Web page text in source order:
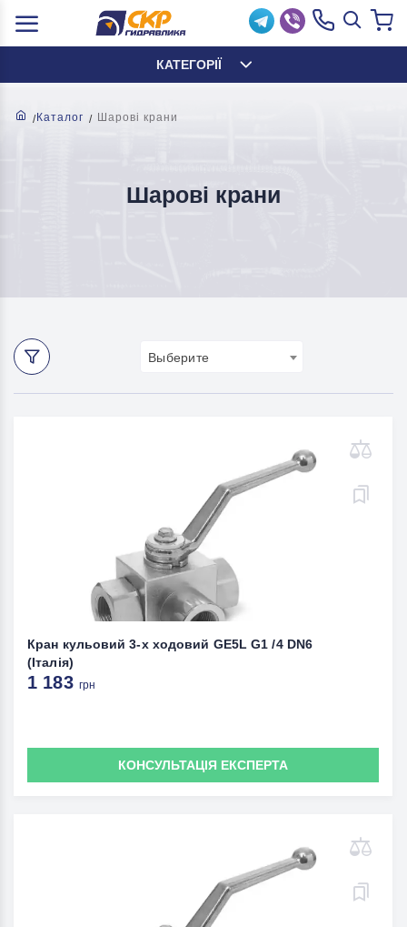
КАТЕГОРІЇ
Каталог Шарові крани
Шарові крани
Выберите
Кран кульовий 3-x ходовий GE5L G1 /4 DN6
(Італія)
1 183 грн
КОНСУЛЬТАЦІЯ ЕКСПЕРТА